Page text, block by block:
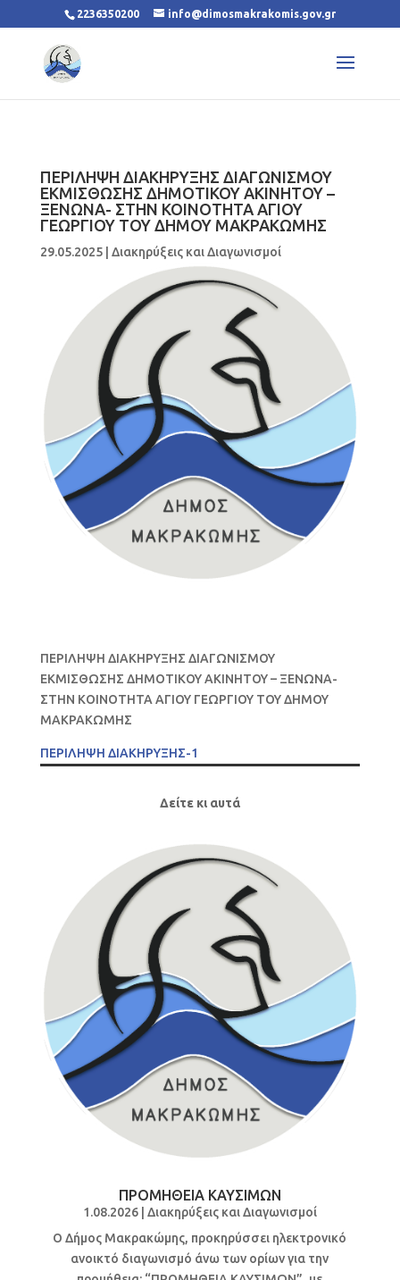
2236350200 info@dimosmakrakomis.gov.gr
ΠΕΡΙΛΗΨΗ ΔΙΑΚΗΡΥΞΗΣ ΔΙΑΓΩΝΙΣΜΟΥ
ΕΚΜΙΣΘΩΣΗΣ ΔΗΜΟΤΙΚΟΥ ΑΚΙΝΗΤΟΥ –
ΞΕΝΩΝΑ- ΣΤΗΝ ΚΟΙΝΟΤΗΤΑ ΑΓΙΟΥ
ΓΕΩΡΓΙΟΥ ΤΟΥ ΔΗΜΟΥ ΜΑΚΡΑΚΩΜΗΣ
29.05.2025| Διακηρύξεις και Διαγωνισμοί
ΠΕΡΙΛΗΨΗ ΔΙΑΚΗΡΥΞΗΣ ΔΙΑΓΩΝΙΣΜΟΥ
ΕΚΜΙΣΘΩΣΗΣ ΔΗΜΟΤΙΚΟΥ ΑΚΙΝΗΤΟΥ – ΞΕΝΩΝΑ-
ΣΤΗΝ ΚΟΙΝΟΤΗΤΑ ΑΓΙΟΥ ΓΕΩΡΓΙΟΥ ΤΟΥ ΔΗΜΟΥ
ΜΑΚΡΑΚΩΜΗΣ
ΠΕΡΙΛΗΨΗ ΔΙΑΚΗΡΥΞΗΣ-1
Δείτε κι αυτά
ΠΡΟΜΗΘΕΙΑ ΚΑΥΣΙΜΩΝ
1.08.2026| Διακηρύξεις και Διαγωνισμοί
Ο Δήμος Μακρακώμης, προκηρύσσει ηλεκτρονικό
ανοικτό διαγωνισμό άνω των ορίων για την